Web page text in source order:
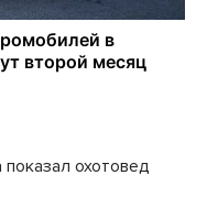
охотовед